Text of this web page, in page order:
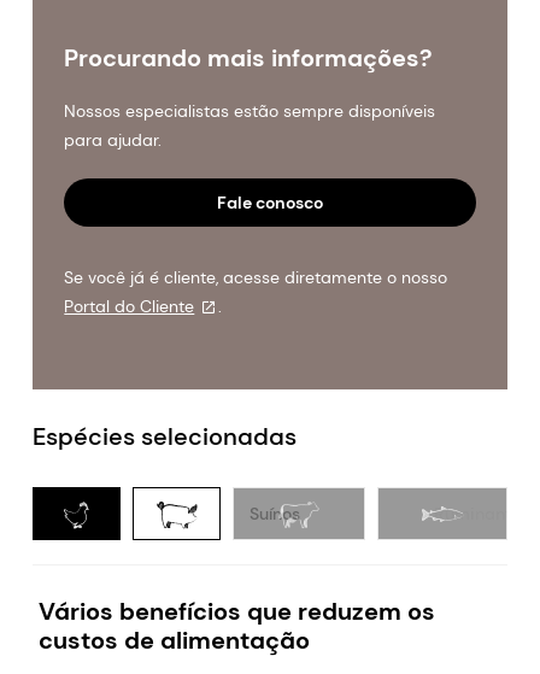
Procurando mais informações?
Nossos especialistas estão sempre disponíveis
para ajudar.
Fale conosco
Se você já é cliente, acesse diretamente o nosso
Portal do Cliente
.
Espécies selecionadas
Aves Suínos Ruminantes
Vários benefícios que reduzem os
custos de alimentação